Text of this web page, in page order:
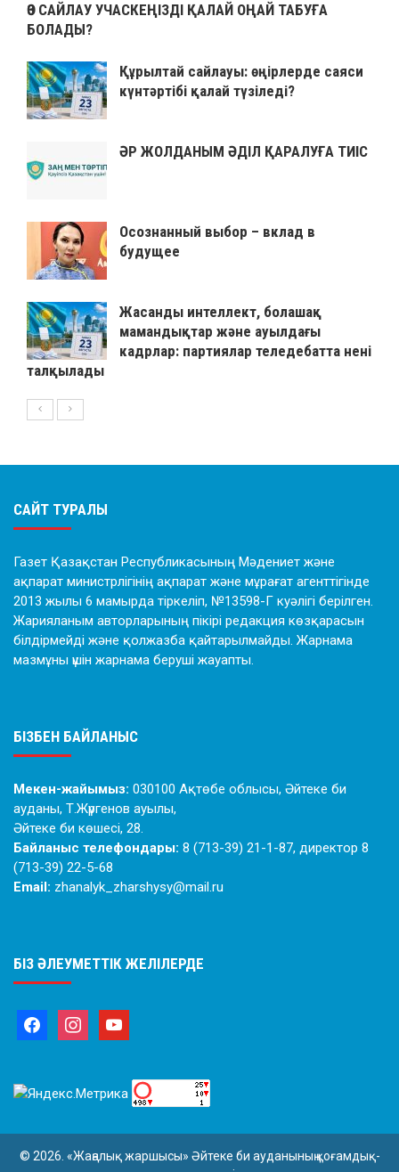
ӨЗ САЙЛАУ УЧАСКЕҢІЗДІ ҚАЛАЙ ОҢАЙ ТАБУҒА
БОЛАДЫ?
Құрылтай сайлауы: өңірлерде саяси
күнтәртібі қалай түзіледі?
ӘР ЖОЛДАНЫМ ӘДІЛ ҚАРАЛУҒА ТИІС
Осознанный выбор – вклад в
будущее
Жасанды интеллект, болашақ
мамандықтар және ауылдағы
кадрлар: партиялар теледебатта нені
талқылады
САЙТ ТУРАЛЫ
Газет Қазақстан Республикасының Мәдениет және
ақпарат министрлігінің ақпарат және мұрағат агенттігінде
2013 жылы 6 мамырда тіркеліп, №13598-Г куәлігі берілген.
Жарияланым авторларының пікірі редакция көзқарасын
білдірмейді және қолжазба қайтарылмайды. Жарнама
мазмұны үшін жарнама беруші жауапты.
БІЗБЕН БАЙЛАНЫС
Мекен-жайымыз: 030100 Ақтөбе облысы, Әйтеке би
ауданы, Т.Жүргенов ауылы,
Әйтеке би көшесі, 28.
Байланыс телефондары: 8 (713-39) 21-1-87, директор 8
(713-39) 22-5-68
Email: zhanalyk_zharshysy@mail.ru
БІЗ ӘЛЕУМЕТТІК ЖЕЛІЛЕРДЕ
© 2026. «Жаңалық жаршысы» Әйтеке би ауданының қоғамдық-